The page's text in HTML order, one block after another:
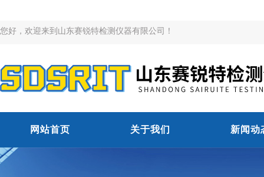
您好，欢迎来到山东赛锐特检测仪器有限公司！
网站首页 关于我们 新闻动